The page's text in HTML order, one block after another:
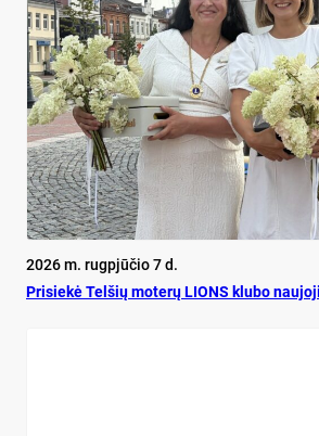
2026 m. rugpjūčio 7 d.
Pri­siekė Tel­šių mo­terų LIONS klu­bo